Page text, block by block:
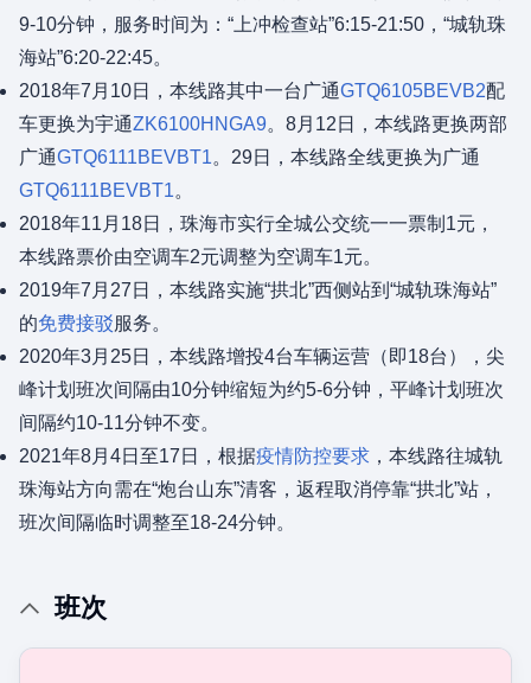
9-10分钟，服务时间为：“上冲检查站”6:15-21:50，“城轨珠
海站”6:20-22:45。
2018年7月10日，本线路其中一台广通GTQ6105BEVB2配
车更换为宇通ZK6100HNGA9。8月12日，本线路更换两部
广通GTQ6111BEVBT1。29日，本线路全线更换为广通
GTQ6111BEVBT1。
2018年11月18日，珠海市实行全城公交统一一票制1元，
本线路票价由空调车2元调整为空调车1元。
2019年7月27日，本线路实施“拱北”西侧站到“城轨珠海站”
的免费接驳服务。
2020年3月25日，本线路增投4台车辆运营（即18台），尖
峰计划班次间隔由10分钟缩短为约5-6分钟，平峰计划班次
间隔约10-11分钟不变。
2021年8月4日至17日，根据疫情防控要求 ，本线路往城轨
珠海站方向需在“炮台山东”清客，返程取消停靠“拱北”站，
班次间隔临时调整至18-24分钟。
班次